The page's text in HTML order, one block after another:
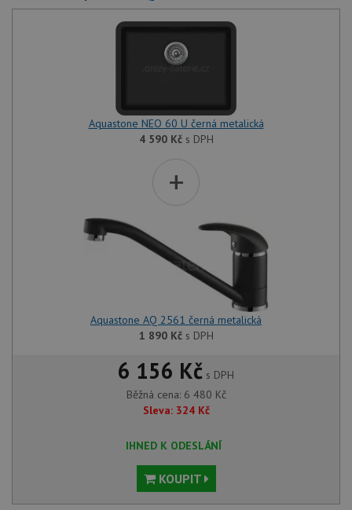
Aquastone NEO 60 U černá metalická
4 590 Kčs DPH
+
Aquastone AQ 2561 černá metalická
1 890 Kčs DPH
6 156 Kč s DPH
Běžná cena: 6 480 Kč
Sleva: 324 Kč
IHNED K ODESLÁNÍ
KOUPIT